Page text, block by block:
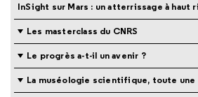
InSight sur Mars : un atterrissage à haut
Les masterclass du CNRS
Le progrès a-t-il un avenir ?
La muséologie scientifique, toute